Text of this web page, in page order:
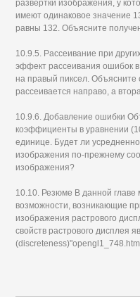
развертки изображения, у
имеют одинаковое значение
равны 132. Объясните
10.9.5. Рассеивание при
эффект рассеивания ошибок в
на правый пиксел. Объясните
рассеивается направо, а
10.9.6. Добавление ошибки
коэффициенты в уравнении
единице. Будет ли
изображения по-прежнему
изображения?
10.10. Резюме В данной главе
возможности, возникающие
изображения растрового
свойств растрового дисплея